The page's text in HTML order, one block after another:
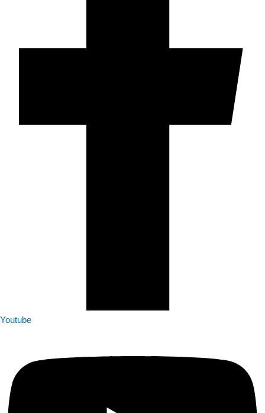
Youtube